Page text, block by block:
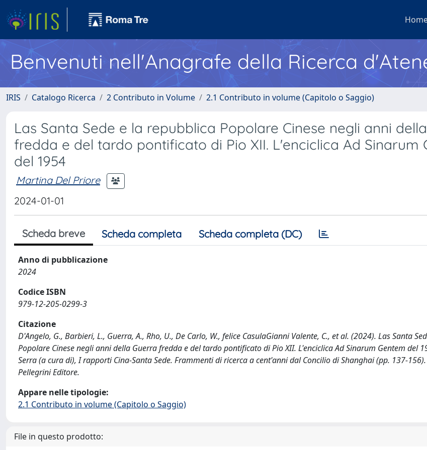
Benvenuti nell'Anagrafe della Ricerca
IRIS Catalogo Ricerca 2 Contributo in Volume 2.1 Contributo in volume (Capitolo o Saggio)
Las Santa Sede e la repubblica Popolare Cinese negli anni
fredda e del tardo pontificato di Pio XII. L'enciclica Ad Sinarum
del 1954
Martina Del Priore
2024-01-01
Scheda breve Scheda completa Scheda completa (DC)
Anno di pubblicazione
2024
Codice ISBN
979-12-205-0299-3
Citazione
D'Angelo, G., Barbieri, L., Guerra, A., Rho, U., De Carlo, W., felice CasulaGianni Valente, C., et al. (2024). Las Santa
Popolare Cinese negli anni della Guerra fredda e del tardo pontificato di Pio XII. L'enciclica Ad Sinarum Gentem del
Serra (a cura di), I rapporti Cina-Santa Sede. Frammenti di ricerca a cent'anni dal Concilio di Shanghai (pp. 137-
Pellegrini Editore.
Appare nelle tipologie:
2.1 Contributo in volume (Capitolo o Saggio)
File in questo prodotto: